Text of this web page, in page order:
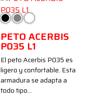
Negro
GrisBlanco
PETO ACERBIS
P035 L1
El peto Acerbis P035 es
ligero y confortable. Esta
armadura se adapta a
todo tipo…